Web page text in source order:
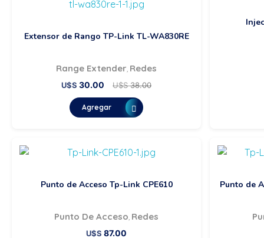
Extensor de Rango TP-Link TL-WA830RE
U$S 30.00 U$S38.00
Range Extender Redes
Agregar
Punto de Acceso Tp-Link CPE610
U$S 87.00
Punto De Acceso Redes
Punto de